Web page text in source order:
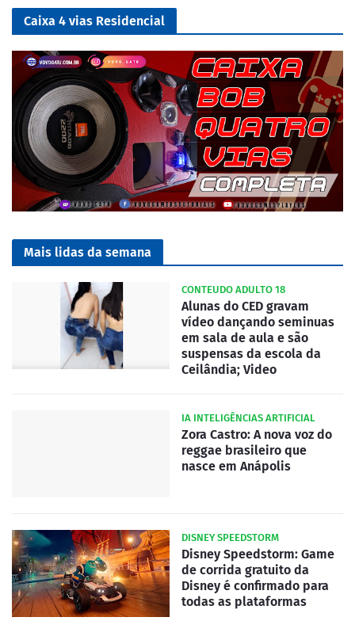
Caixa 4 vias Residencial
Mais lidas da semana
CONTEUDO ADULTO 18
Alunas do CED gravam
vídeo dançando seminuas
em sala de aula e são
suspensas da escola da
Ceilândia; Video
IA INTELIGÊNCIAS ARTIFICIAL
Zora Castro: A nova voz do
reggae brasileiro que
nasce em Anápolis
DISNEY SPEEDSTORM
Disney Speedstorm: Game
de corrida gratuito da
Disney é confirmado para
todas as plataformas